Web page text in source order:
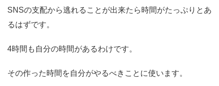
SNSの支配から逃れることが出来たら時間がたっぷりとあ
るはずです。
4時間も自分の時間があるわけです。
その作った時間を自分がやるべきことに使います。